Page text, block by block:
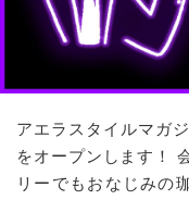
アエラスタイルマガ
をオープンします！
リーでもおなじみの